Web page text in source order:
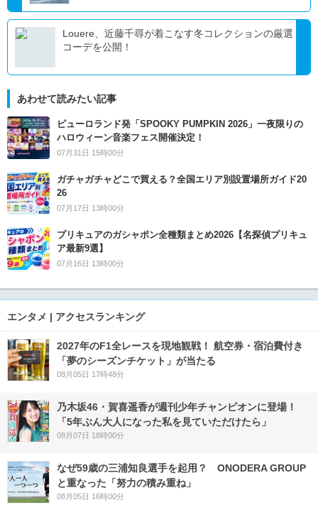
Louere、近藤千尋が着こなす冬コレクションの厳選
コーデを公開！
あわせて読みたい記事
ピューロランド発「SPOOKY PUMPKIN 2026」一夜限りの
ハロウィーン音楽フェス開催決定！
07月31日 15時00分
ガチャガチャどこで買える？全国エリア別設置場所ガイド20
26
07月17日 13時00分
プリキュアのガシャポン全種類まとめ2026【名探偵プリキュ
ア最新9選】
07月16日 13時00分
エンタメ | アクセスランキング
2027年のF1全レースを現地観戦！ 航空券・宿泊費付き
「夢のシーズンチケット」が当たる
08月05日 17時48分
乃木坂46・賀喜遥香が週刊少年チャンピオンに登場！
「5年ぶん大人になった私を見ていただけたら」
08月07日 18時00分
なぜ59歳の三浦知良選手を起用？ ONODERA GROUP
と重なった「努力の積み重ね」
08月05日 16時00分